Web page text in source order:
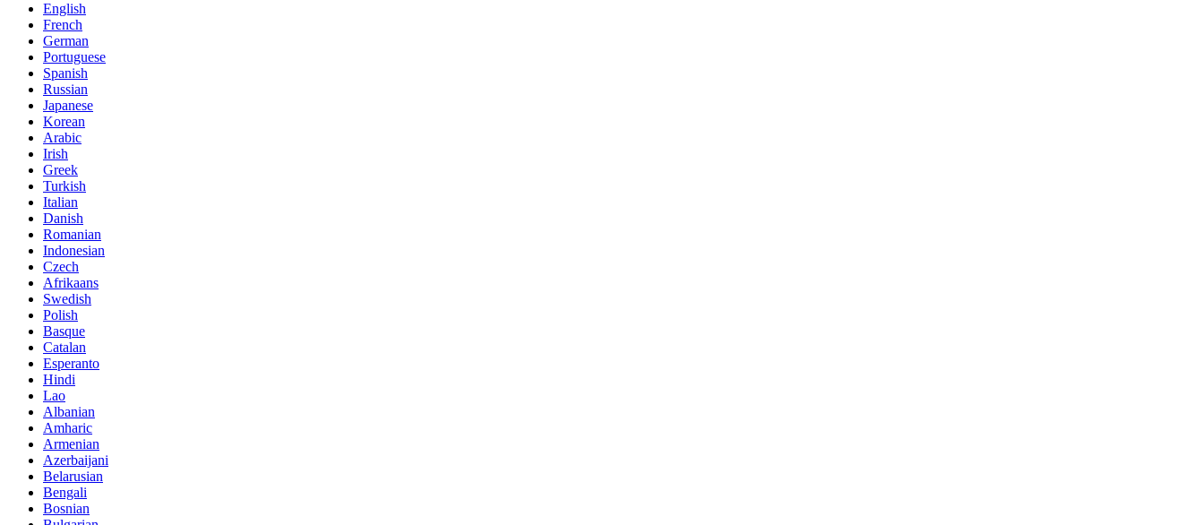
English
French
German
Portuguese
Spanish
Russian
Japanese
Korean
Arabic
Irish
Greek
Turkish
Italian
Danish
Romanian
Indonesian
Czech
Afrikaans
Swedish
Polish
Basque
Catalan
Esperanto
Hindi
Lao
Albanian
Amharic
Armenian
Azerbaijani
Belarusian
Bengali
Bosnian